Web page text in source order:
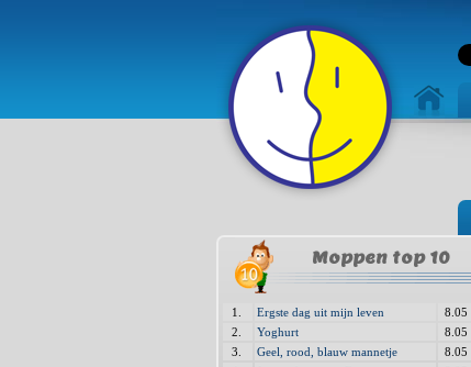
Moppen top 10
1. Ergste dag uit mijn leven
8.05
2.
Yoghurt
8.05
3.
Geel, rood, blauw mannetje
8.05